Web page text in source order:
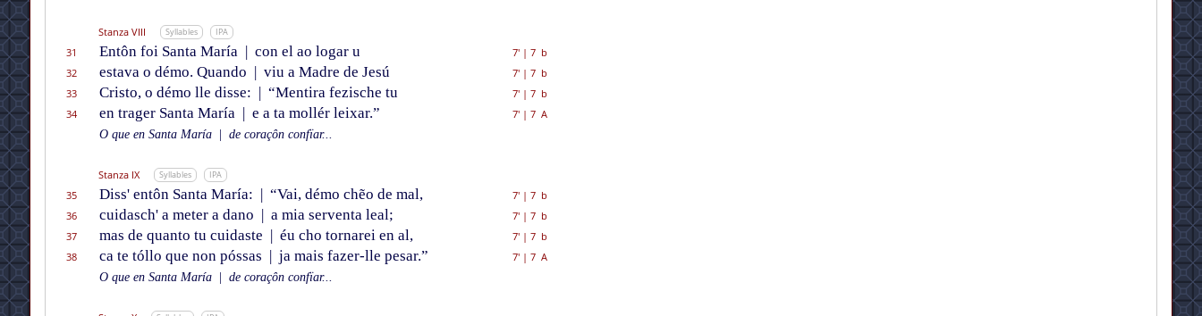
Stanza VIII Syllables IPA
31 Entôn foi Santa María | con el ao logar u 7'| 7 b
32
estava o démo. Quando | viu a Madre de Jesú 7'| 7 b
33
Cristo, o démo lle disse: | “Mentira fezische tu 7'| 7 b
34
en trager Santa María | e a ta mollér leixar.” 7'| 7 A
O que en Santa María
de coraçôn confïar...
Stanza IX Syllables IPA
35 Diss' entôn Santa María: | “Vai, démo chẽo de mal, 7'| 7 b
36
cuidasch' a meter a dano | a mia serventa leal; 7'| 7 b
37
mas de quanto tu cuidaste | éu cho tornarei en al, 7'| 7 b
38
ca te tóllo que non póssas | ja mais fazer-lle pesar.” 7'| 7 A
O que en Santa María
de coraçôn confïar...